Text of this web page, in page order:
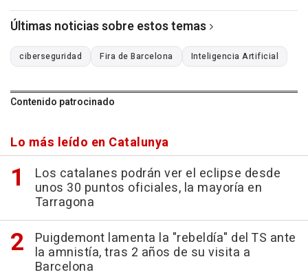
Últimas noticias sobre estos temas
ciberseguridad Fira de Barcelona Inteligencia Artificial
Contenido patrocinado
Lo más leído en Catalunya
Los catalanes podrán ver el eclipse desde
unos 30 puntos oficiales, la mayoría en
Tarragona
Puigdemont lamenta la "rebeldía" del TS ante
la amnistía, tras 2 años de su visita a
Barcelona